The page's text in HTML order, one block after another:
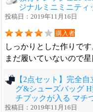
ジナルミニミニティ
投稿日：2019年11月16日
購入者
しっかりとした作りです
まだ履いていないので星
【2点セット】完全
グ&シューズバッグ
チブックが入る マチ
投稿日：2019年11月16日